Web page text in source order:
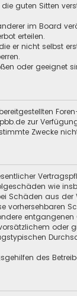
guten Sitten
im Board
erteilen.
er nicht selbst
oder geeignet
bereitgestellten
zur
Zwecke
wie
aus der
vorhersehbaren
entgangenen
des